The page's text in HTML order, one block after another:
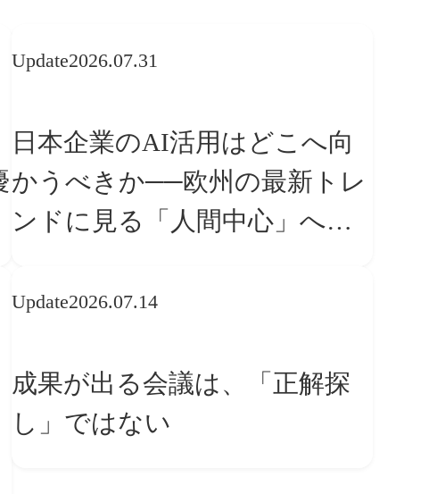
Update2026.07.31
日本企業のAI活用はどこへ向
かうべきか──欧州の最新トレ
ンドに見る「人間中心」への
Update2026.07.14
成果が出る会議は、「正解探
し」ではない